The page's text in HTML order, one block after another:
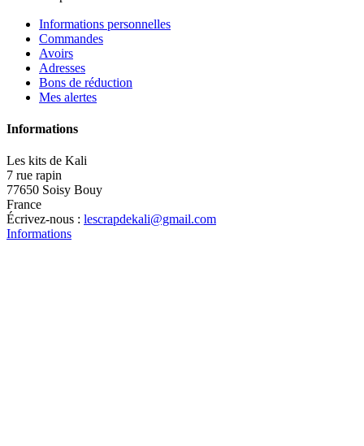
Informations personnelles
Commandes
Avoirs
Adresses
Bons de réduction
Mes alertes
Informations
Les kits de Kali
7 rue rapin
77650 Soisy Bouy
France
Écrivez-nous : lescrapdekali@gmail.com
Informations